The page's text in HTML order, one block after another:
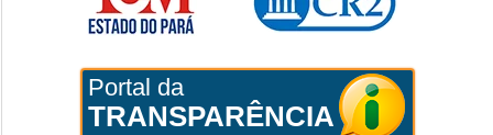
Portal da
TRANSPARÊNCIA